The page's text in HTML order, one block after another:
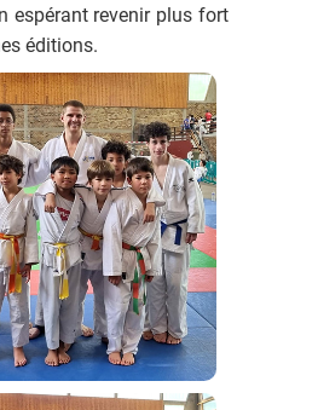
espérant revenir plus fort
éditions.